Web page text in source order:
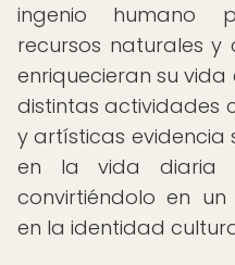
ingenio humano
recursos naturales y
enriquecieran su vida
distintas actividades
y artísticas
en la vida diaria
convirtiéndolo en
en la identidad